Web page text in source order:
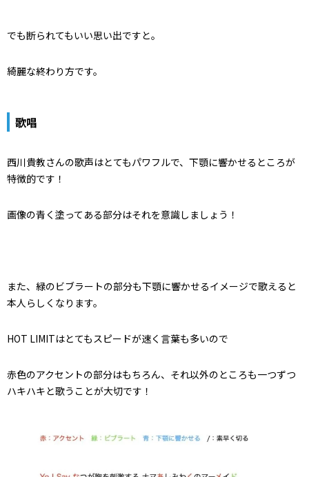
でも断られてもいい思い出ですと。
綺麗な終わり方です。
歌唱
西川貴教さんの歌声はとてもパワフルで、 下顎に響かせるところが
特徴的です！
画像の青く塗ってある部分はそれを意識しましょう！
また、 緑のビブラートの部分も下顎に響かせるイメージで歌えると
本人らしくなります。
HOT LIMITはとてもスピードが速く言葉も多いので
赤色のアクセントの部分はもちろん、 それ以外のところも一つずつ
ハキハキと歌うことが大切です！